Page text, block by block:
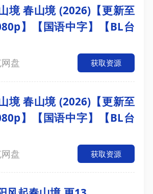
境 春山境 (2026)【更新至
】【国语中字】【BL台
盘 获取资源
境 春山境 (2026)【更新至
】【国语中字】【BL台
盘 获取资源